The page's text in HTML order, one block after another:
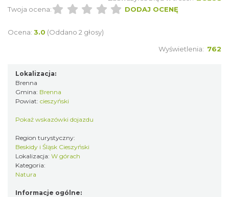
Twoja ocena:
DODAJ OCENĘ
Ocena: 3.0 (Oddano 2 głosy)
Wyświetlenia: 762
Lokalizacja:
Brenna
Gmina: Brenna
Powiat: cieszyński
Pokaż wskazówki dojazdu
Region turystyczny:
Beskidy i Śląsk Cieszyński
Lokalizacja: W górach
Kategoria:
Natura
Informacje ogólne: